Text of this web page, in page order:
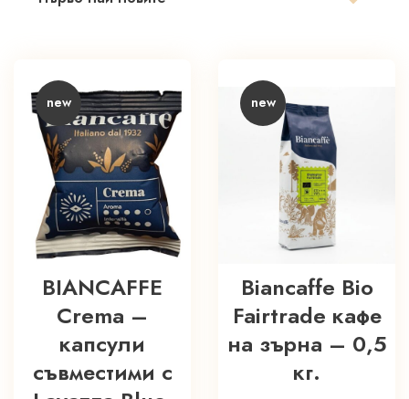
new
BIANCAFFE
Crema –
капсули
съвместими с
new
Biancaffe Bio
Fairtrade кафе
на зърна – 0,5
кг.